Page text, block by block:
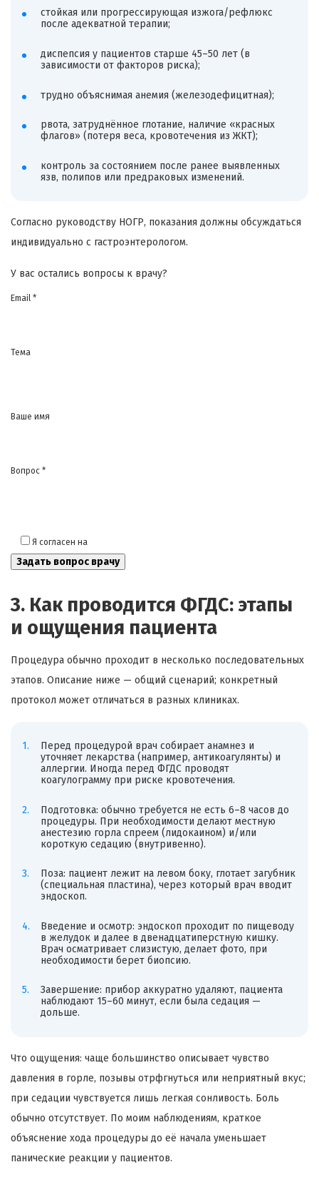
стойкая или прогрессирующая изжога/рефлюкс
после адекватной терапии;
диспепсия у пациентов старше 45–50 лет (в
зависимости от факторов риска);
трудно объяснимая анемия (железодефицитная);
рвота, затруднённое глотание, наличие «красных
флагов» (потеря веса, кровотечения из ЖКТ);
контроль за состоянием после ранее выявленных
язв, полипов или предраковых изменений.
Согласно руководству НОГР, показания должны обсуждаться
индивидуально с гастроэнтерологом.
У вас остались вопросы к врачу?
Email *
Тема
Ваше имя
Вопрос *
Я согласен на
3. Как проводится ФГДС: этапы
и ощущения пациента
Процедура обычно проходит в несколько последовательных
этапов. Описание ниже — общий сценарий; конкретный
протокол может отличаться в разных клиниках.
Перед процедурой врач собирает анамнез и
уточняет лекарства (например, антикоагулянты) и
аллергии. Иногда перед ФГДС проводят
коагулограмму при риске кровотечения.
Подготовка: обычно требуется не есть 6–8 часов до
процедуры. При необходимости делают местную
анестезию горла спреем (лидокаином) и/или
короткую седацию (внутривенно).
Поза: пациент лежит на левом боку, глотает загубник
(специальная пластина), через который врач вводит
эндоскоп.
Введение и осмотр: эндоскоп проходит по пищеводу
в желудок и далее в двенадцатиперстную кишку.
Врач осматривает слизистую, делает фото, при
необходимости берет биопсию.
Завершение: прибор аккуратно удаляют, пациента
наблюдают 15–60 минут, если была седация —
дольше.
Что ощущения: чаще большинство описывает чувство
давления в горле, позывы отрфгнуться или неприятный вкус;
при седации чувствуется лишь легкая сонливость. Боль
обычно отсутствует. По моим наблюдениям, краткое
объяснение хода процедуры до её начала уменьшает
панические реакции у пациентов.